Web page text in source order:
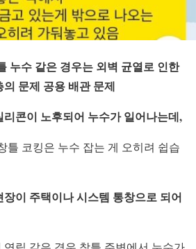
누수 같은 경우는 외벽 균열로 인한
의 문제 공용 배관 문제
콘이 노후되어 누수가 일어나는데,
틀 코킹은 누수 잡는 게 오히려 쉽습
장이 주택이나 시스템 통창으로 되어